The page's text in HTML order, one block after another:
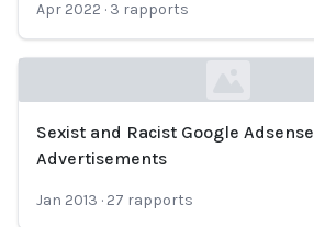
Apr 2022 · 3 rapports
Loading...
Sexist and Racist Google Adsense
Advertisements
Jan 2013 · 27 rapports